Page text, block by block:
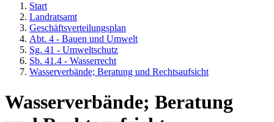
Start
Landratsamt
Geschäftsverteilungsplan
Abt. 4 - Bauen und Umwelt
Sg. 41 - Umweltschutz
Sb. 41.4 - Wasserrecht
Wasserverbände; Beratung und Rechtsaufsicht
Wasserverbände; Beratung